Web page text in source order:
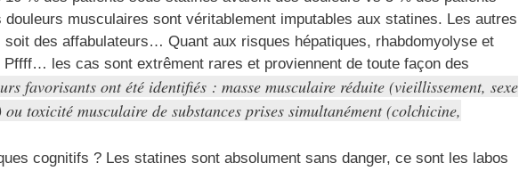
musculaires sont véritablement imputables aux statines. Les autres
des affabulateurs… Quant aux risques hépatiques, rhabdomyolyse et
les cas sont extrêment rares et proviennent de toute façon des
favorisants ont été identifiés : masse musculaire réduite (vieillissement, sexe
toxicité musculaire de substances prises simultanément (colchicine,
cognitifs ? Les statines sont absolument sans danger, ce sont les labos